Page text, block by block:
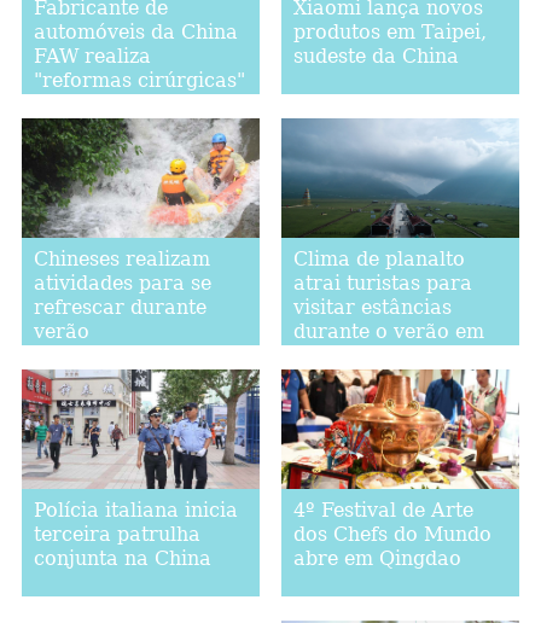
Fabricante de
automóveis da China
FAW realiza
"reformas cirúrgicas"
Xiaomi lança novos
produtos em Taipei,
sudeste da China
Chineses realizam
atividades para se
refrescar durante
verão
Clima de planalto
atrai turistas para
visitar estâncias
durante o verão em
Polícia italiana inicia
terceira patrulha
conjunta na China
4º Festival de Arte
dos Chefs do Mundo
abre em Qingdao